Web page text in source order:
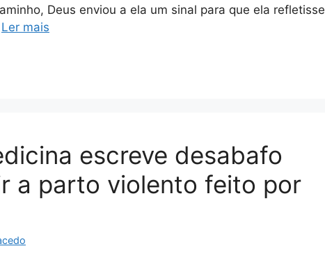
Deus enviou a ela um sinal para que ela refletisse
Ler mais
escreve desabafo
a parto violento feito por